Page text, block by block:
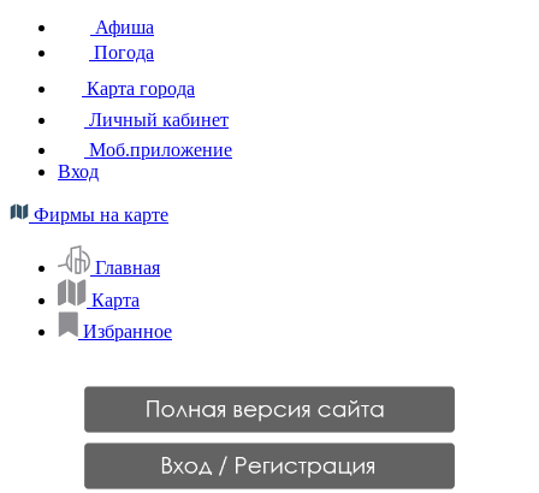
Афиша
Погода
Карта города
Личный кабинет
Моб.приложение
Вход
Фирмы на карте
Главная
Карта
Избранное